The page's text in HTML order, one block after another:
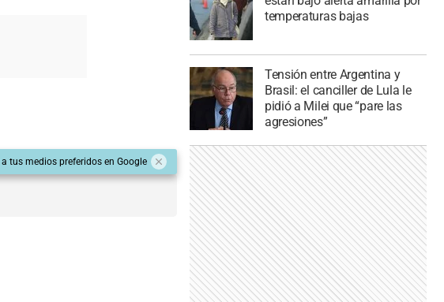
tus medios preferidos en Google
temperaturas bajas
Tensión entre Argentina y
Brasil: el canciller de Lula le
pidió a Milei que “pare las
agresiones”